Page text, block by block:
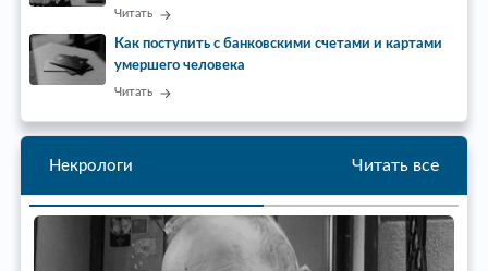
Читать
Как поступить с банковскими счетами и картами
умершего человека
Читать
Некрологи Читать все